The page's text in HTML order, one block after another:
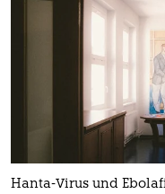
Hanta-Virus und